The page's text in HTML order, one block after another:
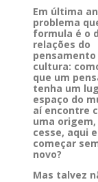
Em última
problema
formula é o
relações do
pensamento
cultura:
que um
tenha um
espaço do
aí encontre
uma origem,
cesse, aqui
começar
novo?
Mas talvez